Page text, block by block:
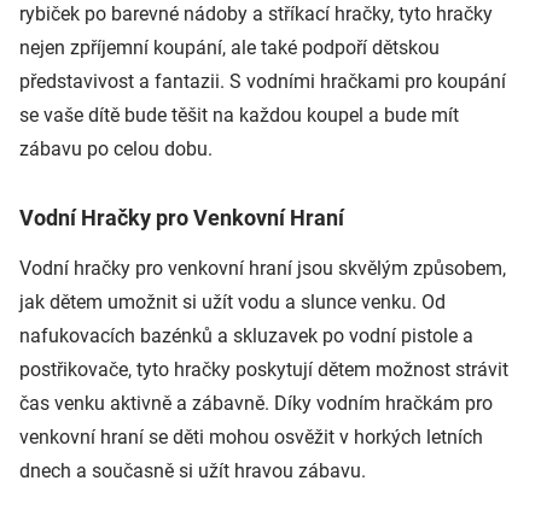
rybiček po barevné nádoby a stříkací hračky, tyto hračky
nejen zpříjemní koupání, ale také podpoří dětskou
představivost a fantazii. S vodními hračkami pro koupání
se vaše dítě bude těšit na každou koupel a bude mít
zábavu po celou dobu.
Vodní Hračky pro Venkovní Hraní
Vodní hračky pro venkovní hraní jsou skvělým způsobem,
jak dětem umožnit si užít vodu a slunce venku. Od
nafukovacích bazénků a skluzavek po vodní pistole a
postřikovače, tyto hračky poskytují dětem možnost strávit
čas venku aktivně a zábavně. Díky vodním hračkám pro
venkovní hraní se děti mohou osvěžit v horkých letních
dnech a současně si užít hravou zábavu.